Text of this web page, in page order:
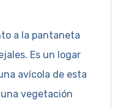
a la pantaneta
Es un logar
avícola de esta
vegetación